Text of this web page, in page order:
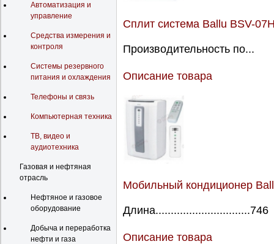
Автоматизация и
управление
Средства измерения и
контроля
Системы резервного
питания и охлаждения
Телефоны и связь
Компьютерная техника
ТВ, видео и
аудиотехника
Газовая и нефтяная
отрасль
Нефтяное и газовое
оборудование
Добыча и переработка
нефти и газа
Сплит система Ballu BSV-
Производительность по...
Описание товара
Мобильный кондиционер
Длина...............................746
Описание товара